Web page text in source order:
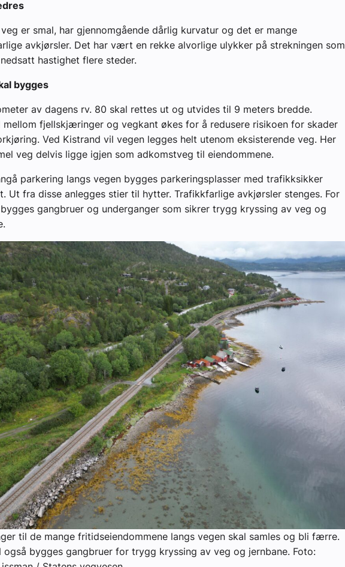
er smal, har gjennomgående dårlig kurvatur og det er mange
avkjørsler. Det har vært en rekke alvorlige ulykker på strekningen som
hastighet flere steder.
bygges
av dagens rv. 80 skal rettes ut og utvides til 9 meters bredde.
mellom fjellskjæringer og vegkant økes for å redusere risikoen for skader
Ved Kistrand vil vegen legges helt utenom eksisterende veg. Her
veg delvis ligge igjen som adkomstveg til eiendommene.
parkering langs vegen bygges parkeringsplasser med trafikksikker
Ut fra disse anlegges stier til hytter. Trafikkfarlige avkjørsler stenges. For
gangbruer og underganger som sikrer trygg kryssing av veg og
til de mange fritidseiendommene langs vegen skal samles og bli færre.
også bygges gangbruer for trygg kryssing av veg og jernbane. Foto: